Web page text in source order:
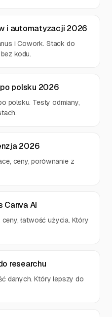
i automatyzacji 2026
i Cowork. Stack do
kodu.
polsku 2026
polsku. Testy odmiany,
2026
ceny, porównanie z
Canva AI
łatwość użycia. Który
researchu
danych. Który lepszy do